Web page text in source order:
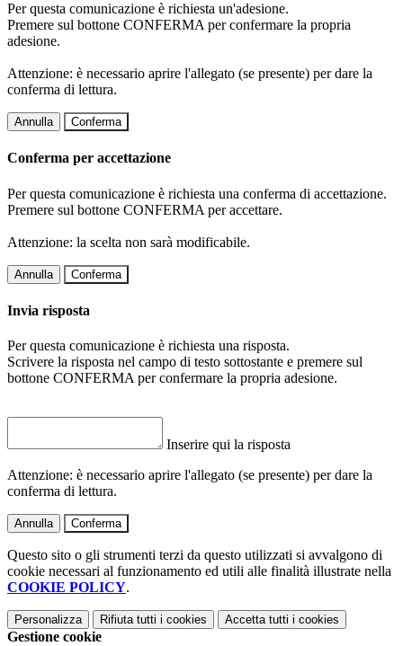
Per questa comunicazione è richiesta un'adesione.
Premere sul bottone CONFERMA per confermare la propria
adesione.
Attenzione: è necessario aprire l'allegato (se presente) per dare la
conferma di lettura.
Annulla Conferma
Conferma per accettazione
Per questa comunicazione è richiesta una conferma di accettazione.
Premere sul bottone CONFERMA per accettare.
Attenzione: la scelta non sarà modificabile.
Annulla Conferma
Invia risposta
Per questa comunicazione è richiesta una risposta.
Scrivere la risposta nel campo di testo sottostante e premere sul
bottone CONFERMA per confermare la propria adesione.
Inserire qui la risposta
Attenzione: è necessario aprire l'allegato (se presente) per dare la
conferma di lettura.
Annulla Conferma
Questo sito o gli strumenti terzi da questo utilizzati si avvalgono di
cookie necessari al funzionamento ed utili alle finalità illustrate nella
COOKIE POLICY.
Personalizza Rifiuta tutti i cookies Accetta tutti i cookies
Gestione cookie